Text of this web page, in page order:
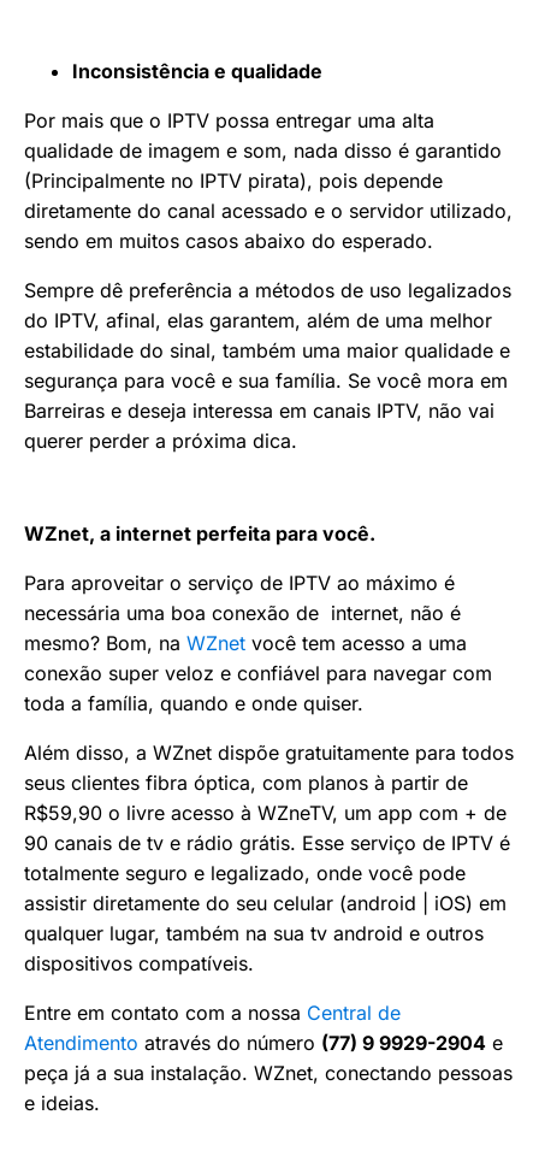
Inconsistência e qualidade
Por mais que o IPTV possa entregar uma alta
qualidade de imagem e som, nada disso é garantido
(Principalmente no IPTV pirata), pois depende
diretamente do canal acessado e o servidor utilizado,
sendo em muitos casos abaixo do esperado.
Sempre dê preferência a métodos de uso legalizados
do IPTV, afinal, elas garantem, além de uma melhor
estabilidade do sinal, também uma maior qualidade e
segurança para você e sua família. Se você mora em
Barreiras e deseja interessa em canais IPTV, não vai
querer perder a próxima dica.
WZnet, a internet perfeita para você.
Para aproveitar o serviço de IPTV ao máximo é
necessária uma boa conexão de internet, não é
mesmo? Bom, na WZnet você tem acesso a uma
conexão super veloz e confiável para navegar com
toda a família, quando e onde quiser.
Além disso, a WZnet dispõe gratuitamente para todos
seus clientes fibra óptica, com planos à partir de
R$59,90 o livre acesso à WZneTV, um app com + de
90 canais de tv e rádio grátis. Esse serviço de IPTV é
totalmente seguro e legalizado, onde você pode
assistir diretamente do seu celular (android | iOS) em
qualquer lugar, também na sua tv android e outros
dispositivos compatíveis.
Entre em contato com a nossa Central de
Atendimento através do número (77) 9 9929-2904 e
peça já a sua instalação. WZnet, conectando pessoas
e ideias.